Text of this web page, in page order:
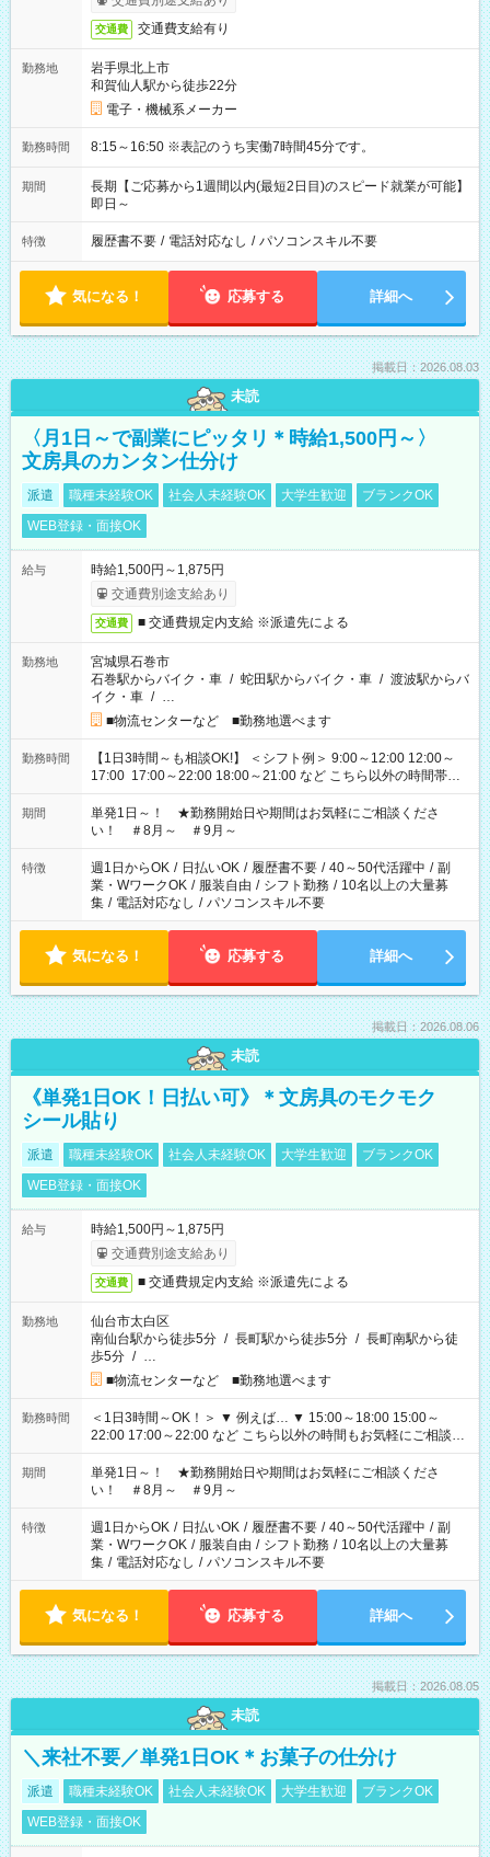
交通費 交通費支給有り
勤務地
岩手県北上市
和賀仙人駅から徒歩22分
電子・機械系メーカー
勤務時間 8:15～16:50 ※表記のうち実働7時間45分です。
期間
長期【ご応募から1週間以内(最短2日目)のスピード就業が可能】
即日～
特徴 履歴書不要 / 電話対応なし / パソコンスキル不要
気になる！ 応募する 詳細へ
掲載日：2026.08.03
未読
〈月1日～で副業にピッタリ＊時給1,500円～〉
文房具のカンタン仕分け
派遣 職種未経験OK 社会人未経験OK 大学生歓迎
ブランクOK
WEB登録・面接OK
給与
時給1,500円～1,875円
交通費別途支給あり
交通費 ■ 交通費規定内支給 ※派遣先による
勤務地
宮城県石巻市
石巻駅からバイク・車 / 蛇田駅からバイク・車 / 渡波駅からバ
イク・車 / …
■物流センターなど ■勤務地選べます
勤務時間
【1日3時間～も相談OK!】 ＜シフト例＞ 9:00～12:00 12:00～
17:00 17:00～22:00 18:00～21:00 など こちら以外の時間帯も
お気軽にご相談ください！
期間
単発1日～！ ★勤務開始日や期間はお気軽にご相談くださ
い！ ＃8月～ ＃9月～
特徴 週1日からOK / 日払いOK / 履歴書不要 / 40～50代活躍中 / 副
業・WワークOK / 服装自由 / シフト勤務 / 10名以上の大量募
集 / 電話対応なし / パソコンスキル不要
気になる！ 応募する 詳細へ
掲載日：2026.08.06
未読
《単発1日OK！日払い可》＊文房具のモクモク
シール貼り
派遣 職種未経験OK 社会人未経験OK 大学生歓迎
ブランクOK
WEB登録・面接OK
給与
時給1,500円～1,875円
交通費別途支給あり
交通費 ■ 交通費規定内支給 ※派遣先による
勤務地
仙台市太白区
南仙台駅から徒歩5分 / 長町駅から徒歩5分 / 長町南駅から徒
歩5分 / …
■物流センターなど ■勤務地選べます
勤務時間
＜1日3時間～OK！＞ ▼ 例えば… ▼ 15:00～18:00 15:00～
22:00 17:00～22:00 など こちら以外の時間もお気軽にご相談く
ださい！
期間
単発1日～！ ★勤務開始日や期間はお気軽にご相談くださ
い！ ＃8月～ ＃9月～
特徴 週1日からOK / 日払いOK / 履歴書不要 / 40～50代活躍中 / 副
業・WワークOK / 服装自由 / シフト勤務 / 10名以上の大量募
集 / 電話対応なし / パソコンスキル不要
気になる！ 応募する 詳細へ
掲載日：2026.08.05
未読
＼来社不要／単発1日OK＊お菓子の仕分け
派遣 職種未経験OK 社会人未経験OK 大学生歓迎
ブランクOK
WEB登録・面接OK